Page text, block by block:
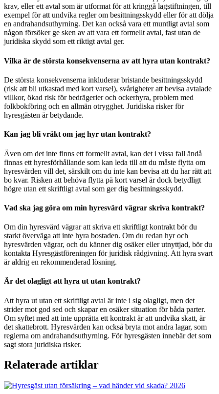
krav, eller ett avtal som är utformat för att kringgå lagstiftningen, till
exempel för att undvika regler om besittningsskydd eller för att dölja
en andrahandsuthyrning. Det kan också vara ett muntligt avtal som
någon försöker ge sken av att vara ett formellt avtal, fast utan de
juridiska skydd som ett riktigt avtal ger.
Vilka är de största konsekvenserna av att hyra utan kontrakt?
De största konsekvenserna inkluderar bristande besittningsskydd
(risk att bli utkastad med kort varsel), svårigheter att bevisa avtalade
villkor, ökad risk för bedrägerier och ockerhyra, problem med
folkbokföring och en allmän otrygghet. Juridiska risker för
hyresgästen är betydande.
Kan jag bli vräkt om jag hyr utan kontrakt?
Även om det inte finns ett formellt avtal, kan det i vissa fall ändå
finnas ett hyresförhållande som kan leda till att du måste flytta om
hyresvärden vill det, särskilt om du inte kan bevisa att du har rätt att
bo kvar. Risken att behöva flytta på kort varsel är dock betydligt
högre utan ett skriftligt avtal som ger dig besittningsskydd.
Vad ska jag göra om min hyresvärd vägrar skriva kontrakt?
Om din hyresvärd vägrar att skriva ett skriftligt kontrakt bör du
starkt överväga att inte hyra bostaden. Om du redan hyr och
hyresvärden vägrar, och du känner dig osäker eller utnyttjad, bör du
kontakta Hyresgästföreningen för juridisk rådgivning. Att hyra svart
är aldrig en rekommenderad lösning.
Är det olagligt att hyra ut utan kontrakt?
Att hyra ut utan ett skriftligt avtal är inte i sig olagligt, men det
strider mot god sed och skapar en osäker situation för båda parter.
Om syftet med att inte upprätta ett kontrakt är att undvika skatt, är
det skattebrott. Hyresvärden kan också bryta mot andra lagar, som
reglerna om andrahandsuthyrning. För hyresgästen innebär det som
sagt stora juridiska risker.
Relaterade artiklar